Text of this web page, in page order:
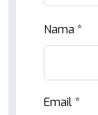
Nama*
Email*